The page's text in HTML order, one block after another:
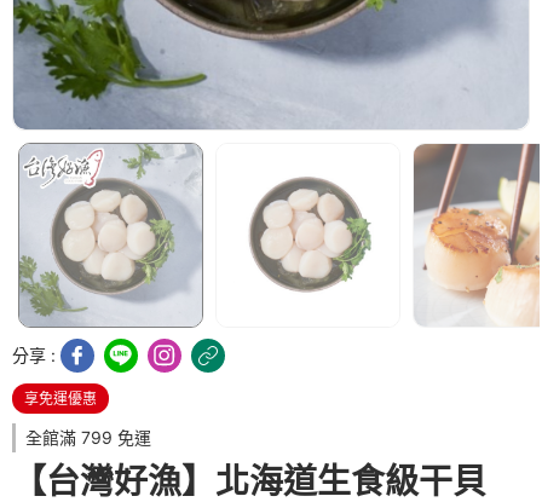
分享 :
享免運優惠
全館滿 799 免運
【台灣好漁】北海道生食級干貝